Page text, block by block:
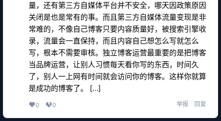
量，还有第三方自媒体平台并不安全，哪天因政策原因
关闭是也是常有的事。而且第三方自媒体流量变现是非
常难的，不像自己博客只要内容质量好，被搜索引擎收
录，流量会一直保持，而且内容自己想怎么写就怎么
写，根本不需要审核。独立博客运营最重要的是把博客
当品牌运营，让别人习惯每天看你写的东西，时间久
了，别人一上网有时间就会访问你的博客。这样你就算
是成功的博客了。 […]
0 0 举报 回复